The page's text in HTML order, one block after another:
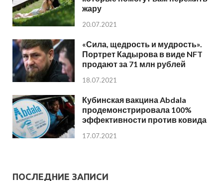
жару
20.07.2021
«Сила, щедрость и мудрость».
Портрет Кадырова в виде NFT
продают за 71 млн рублей
18.07.2021
Кубинская вакцина Abdala
продемонстрировала 100%
эффективности против ковида
17.07.2021
ПОСЛЕДНИЕ ЗАПИСИ